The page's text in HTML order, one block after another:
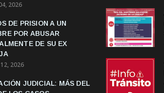
2026
DE PRISION A UN
POR ABUSAR
DE SU EX
2026
JUDICIAL: MÁS DEL